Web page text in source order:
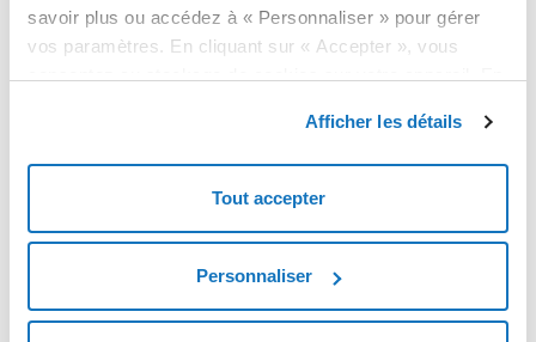
savoir plus ou accédez à « Personnaliser » pour gérer
vos paramètres. En cliquant sur « Accepter », vous
stockage des cookies nécessaires.
Afficher les détails
Tout accepter
Personnaliser
Version du Template
1.0